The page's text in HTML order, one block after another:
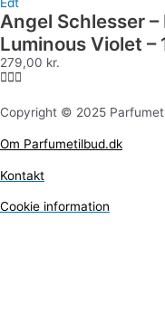
Angel Schlesser –
Luminous Violet –
279,00 kr.
Copyright © 2025
Om Parfumetilbud.dk
Kontakt
Cookie information